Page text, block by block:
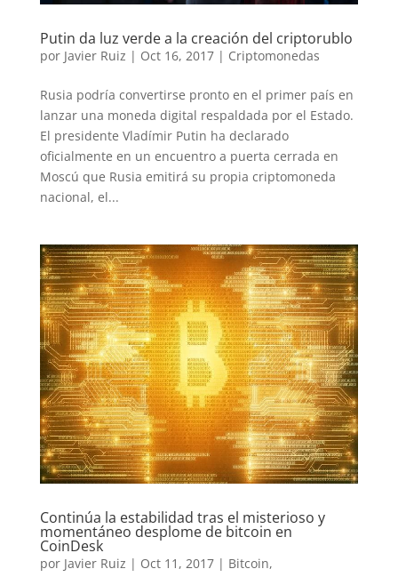
Putin da luz verde a la creación del criptorublo
por Javier Ruiz | Oct 16, 2017| Criptomonedas
Rusia podría convertirse pronto en el primer país en
lanzar una moneda digital respaldada por el Estado.
El presidente Vladímir Putin ha declarado
oficialmente en un encuentro a puerta cerrada en
Moscú que Rusia emitirá su propia criptomoneda
nacional, el...
Continúa la estabilidad tras el misterioso y
momentáneo desplome de bitcoin en
CoinDesk
por Javier Ruiz | Oct 11, 2017| Bitcoin,